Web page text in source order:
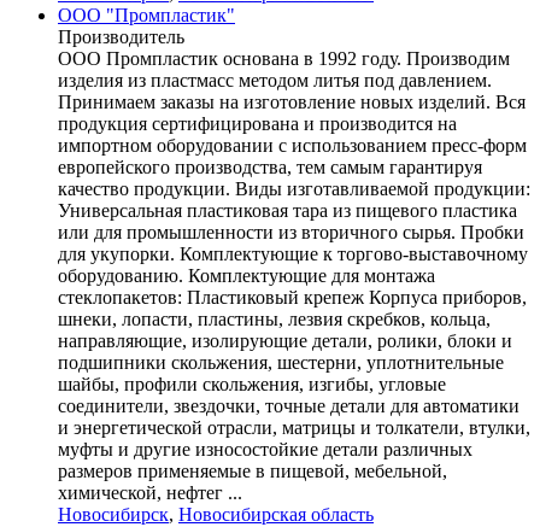
ООО "Промпластик"
Производитель
ООО Промпластик основана в 1992 году. Производим
изделия из пластмасс методом литья под давлением.
Принимаем заказы на изготовление новых изделий. Вся
продукция сертифицирована и производится на
импортном оборудовании с использованием пресс-форм
европейского производства, тем самым гарантируя
качество продукции. Виды изготавливаемой продукции:
Универсальная пластиковая тара из пищевого пластика
или для промышленности из вторичного сырья. Пробки
для укупорки. Комплектующие к торгово-выставочному
оборудованию. Комплектующие для монтажа
стеклопакетов: Пластиковый крепеж Корпуса приборов,
шнеки, лопасти, пластины, лезвия скребков, кольца,
направляющие, изолирующие детали, ролики, блоки и
подшипники скольжения, шестерни, уплотнительные
шайбы, профили скольжения, изгибы, угловые
соединители, звездочки, точные детали для автоматики
и энергетической отрасли, матрицы и толкатели, втулки,
муфты и другие износостойкие детали различных
размеров применяемые в пищевой, мебельной,
химической, нефтег ...
Новосибирск, Новосибирская область